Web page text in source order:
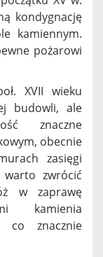
kondygnację
kamiennym.
pożarowi
XVII wieku
budowli, ale
znaczne
obecnie
zasięgi
warto zwrócić
w zaprawę
kamienia
co znacznie